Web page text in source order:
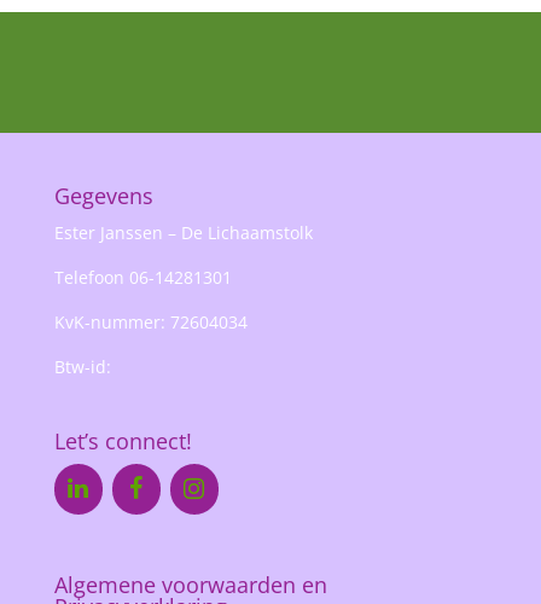
Gegevens
Ester Janssen – De Lichaamstolk
Telefoon 06-14281301
KvK-nummer: 72604034
Btw-id:
Let’s connect!
Algemene voorwaarden en